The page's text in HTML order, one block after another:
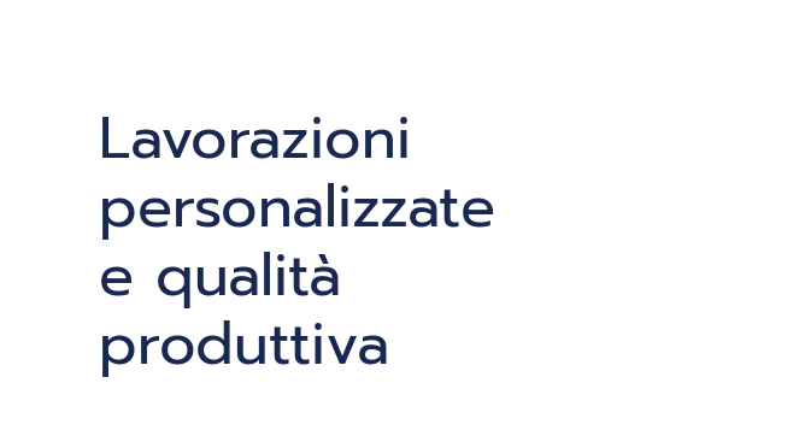
Lavorazioni
personalizzate
e qualità
produttiva